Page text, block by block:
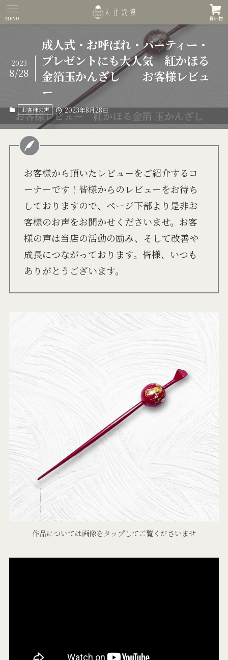
買い物
MENU
成人式・お呼ばれ・パーティー・
プレゼントにも大人気｜紅かほる
金箔玉かんざし お客様レビュ
ー
2023
8/28
お客様の声 2023年8月28日
お客様から頂いたレビューをご紹介するコ
ーナーです！皆様からのレビューをお待ち
しておりますので、ページ下部より是非お
客様のお声をお聞かせくださいませ。お客
様の声は当店の活動の励み、そして改善や
成長につながっております。皆様、いつも
ありがとうございます。
作品については画像をタップしてご覧くださいませ